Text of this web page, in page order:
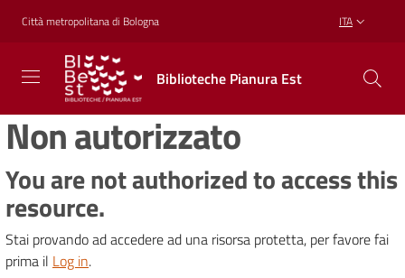
Vai al contenuto
Vai alla navigazione
Vai al footer
Città metropolitana di Bologna ITA
Biblioteche Pianura Est
Biblioteche
Pianura
Est
CONOSCERE,
CREARE,
Biblioteche
Non autorizzato
You are not authorized to access this
resource.
Stai provando ad accedere ad una risorsa protetta, per favore fai
prima il Log in.